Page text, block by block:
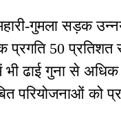
गुमला सड़क
प्रगति 50
भी ढाई गुना से
परियोजनाओं को